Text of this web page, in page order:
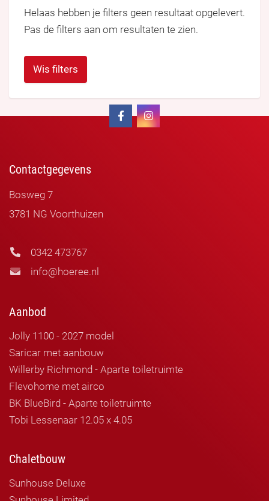
Helaas hebben je filters geen resultaat opgelevert.
Pas de filters aan om resultaten te zien.
Wis filters
Contactgegevens
Bosweg 7
3781 NG Voorthuizen
0342 473767
info@hoeree.nl
Aanbod
Jolly 1100 - 2027 model
Saricar met aanbouw
Willerby Richmond - Aparte toiletruimte
Flevohome met airco
BK BlueBird - Aparte toiletruimte
Tobi Lessenaar 12.05 x 4.05
Chaletbouw
Sunhouse Deluxe